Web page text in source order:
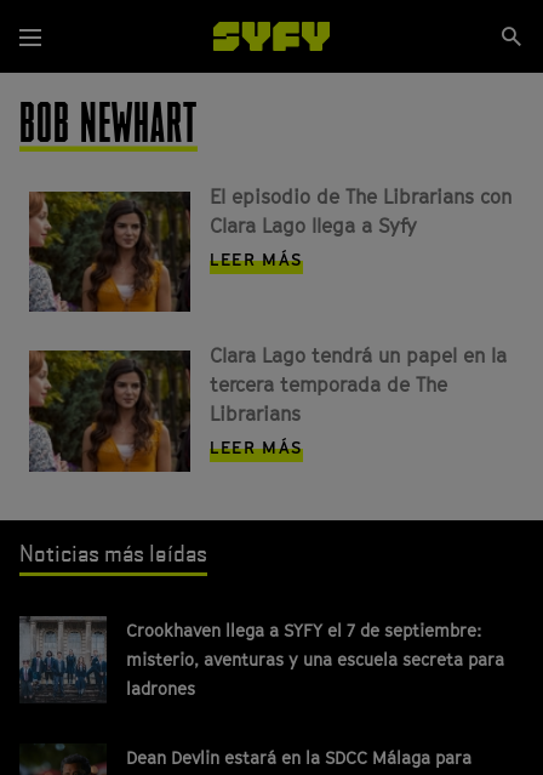
contenido
principal
Menú
BOB NEWHART
El episodio de The Librarians con
Clara Lago llega a Syfy
LEER MÁS
Clara Lago tendrá un papel en la
tercera temporada de The
Librarians
LEER MÁS
Noticias más leídas
Crookhaven llega a SYFY el 7 de septiembre:
misterio, aventuras y una escuela secreta para
ladrones
Dean Devlin estará en la SDCC Málaga para